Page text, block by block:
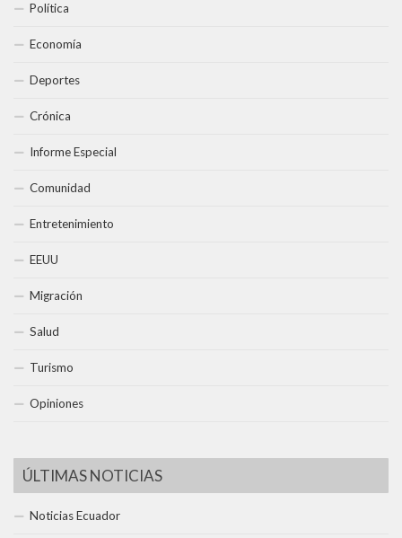
Política
Economía
Deportes
Crónica
Informe Especial
Comunidad
Entretenimiento
EEUU
Migración
Salud
Turismo
Opiniones
ÚLTIMAS NOTICIAS
Noticias Ecuador